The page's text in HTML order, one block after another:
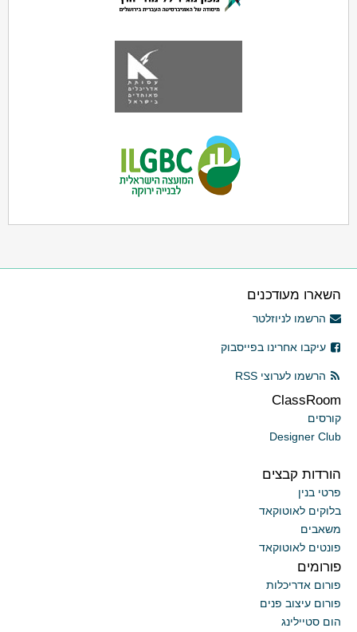
השארו מעודכנים
הרשמו לניוזלטר
עיקבו אחרינו בפייסבוק
הרשמו לערוצי RSS
ClassRoom
קורסים
Designer Club
הורדות קבצים
פרטי בנין
בלוקים לאוטוקאד
משאבים
פונטים לאוטוקאד
פורומים
פורום אדריכלות
פורום עיצוב פנים
הום סטיילינג